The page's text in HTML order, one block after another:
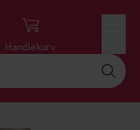
Handlekurv